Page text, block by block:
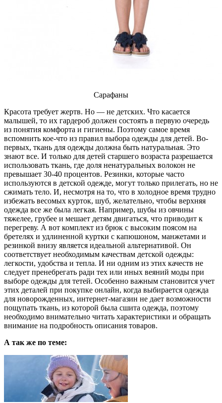
Сарафаны
Красота требует жертв. Но — не детских. Что касается
малышей, то их гардероб должен состоять в первую очередь
из понятия комфорта и гигиены. Поэтому самое время
вспомнить кое-что из правил выбора одежды для детей. Во-
первых, ткань для одежды должна быть натуральная. Это
знают все. И только для детей старшего возраста разрешается
использовать ткань, где доля ненатуральных волокон не
превышает 30-40 процентов. Резинки, которые часто
используются в детской одежде, могут только прилегать, но не
сжимать тело. И, несмотря на то, что в холодное время трудно
избежать весомых курток, шуб, желательно, чтобы верхняя
одежда все же была легкая. Например, шубы из овчины
тяжелее, грубее и мешает детям двигаться, что приводит к
перегреву. А вот комплект из брюк с высоким поясом на
бретелях и удлиненной куртки с капюшоном, манжетами и
резинкой внизу является идеальной альтернативой. Он
соответствует необходимым качествам детской одежды:
легкости, удобства и тепла. И ни одним из этих качеств не
следует пренебрегать ради тех или иных веяний моды при
выборе одежды для тетей. Особенно важным становится учет
этих деталей при покупке онлайн, когда выбирается одежда
для новорожденных, интернет-магазин не дает возможности
пощупать ткань, из которой была сшита одежда, поэтому
необходимо внимательно читать характеристики и обращать
внимание на подробность описания товаров.
А так же по теме: